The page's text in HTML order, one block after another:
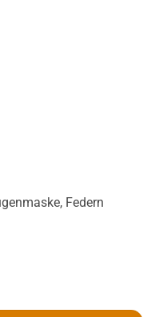
Federn